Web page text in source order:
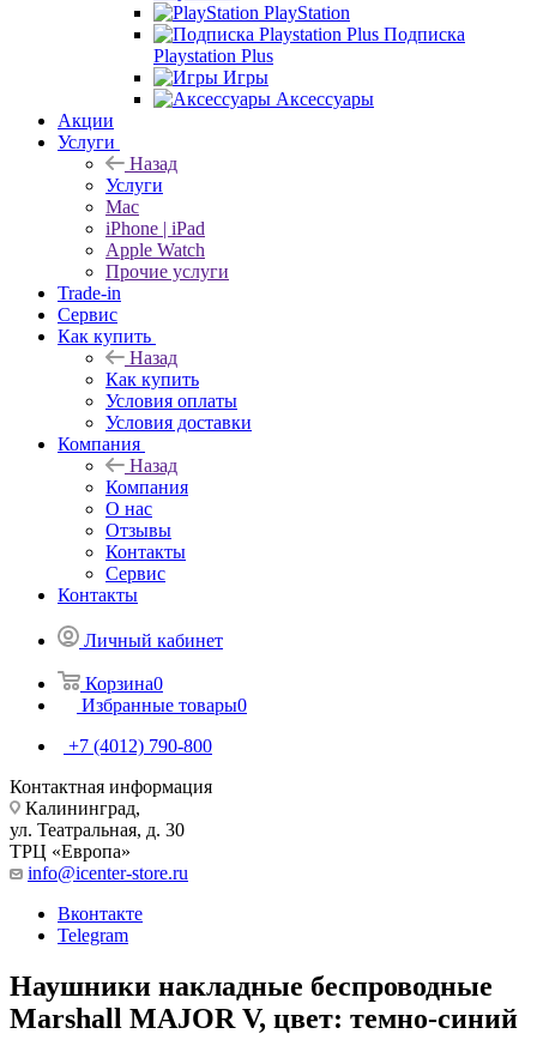
PlayStation
Подписка
Playstation Plus
Игры
Аксессуары
Акции
Услуги
Назад
Услуги
Mac
iPhone | iPad
Apple Watch
Прочие услуги
Trade-in
Сервис
Как купить
Назад
Как купить
Условия оплаты
Условия доставки
Компания
Назад
Компания
О нас
Отзывы
Контакты
Сервис
Контакты
Личный кабинет
Корзина0
Избранные товары0
+7 (4012) 790-800
Контактная информация
Калининград,
ул. Театральная, д. 30
ТРЦ «Европа»
info@icenter-store.ru
Вконтакте
Telegram
Наушники накладные беспроводные
Marshall MAJOR V, цвет: темно-синий